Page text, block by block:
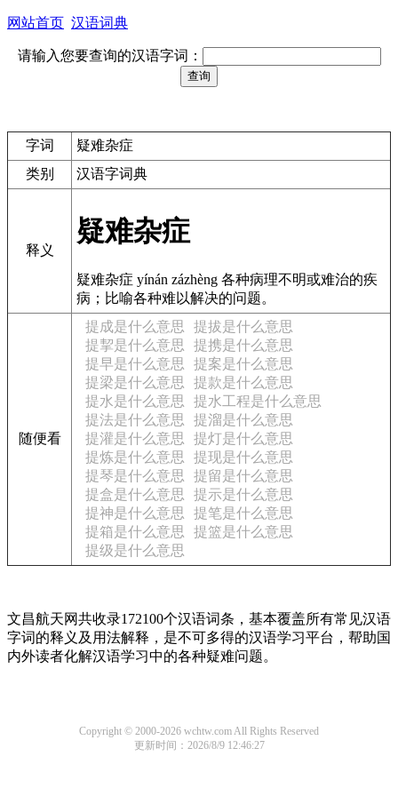
网站首页 汉语词典
请输入您要查询的汉语字词：
字词
疑难杂症
类别
汉语字词典
释义
疑难杂症
疑难杂症 yínán zázhèng 各种病理不明或难治的疾
病；比喻各种难以解决的问题。
随便看
提成是什么意思
提拔是什么意思
提挈是什么意思
提携是什么意思
提早是什么意思
提案是什么意思
提梁是什么意思
提款是什么意思
提水是什么意思
提水工程是什么意思
提法是什么意思
提溜是什么意思
提灌是什么意思
提灯是什么意思
提炼是什么意思
提现是什么意思
提琴是什么意思
提留是什么意思
提盒是什么意思
提示是什么意思
提神是什么意思
提笔是什么意思
提箱是什么意思
提篮是什么意思
提级是什么意思
文昌航天网共收录172100个汉语词条，基本覆盖所有常见汉语
字词的释义及用法解释，是不可多得的汉语学习平台，帮助国
内外读者化解汉语学习中的各种疑难问题。
Copyright © 2000-2026 wchtw.com All Rights Reserved
更新时间：2026/8/9 12:46:27